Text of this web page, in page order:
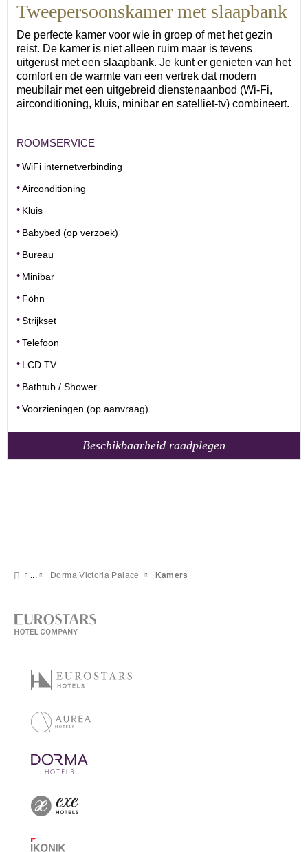
Tweepersoonskamer met slaapbank
De perfecte kamer voor wie in groep of met het gezin
reist. De kamer is niet alleen ruim maar is tevens
uitgerust met een slaapbank. Je kunt er genieten van het
comfort en de warmte van een vertrek dat modern
meubilair met een uitgebreid dienstenaanbod (Wi-Fi,
airconditioning, kluis, minibar en satelliet-tv) combineert.
ROOMSERVICE
WiFi internetverbinding
Airconditioning
Kluis
Babybed (op verzoek)
Bureau
Minibar
Föhn
Strijkset
Telefoon
LCD TV
Bathtub / Shower
Voorzieningen (op aanvraag)
Beschikbaarheid raadplegen
Dorma Victoria Palace Kamers